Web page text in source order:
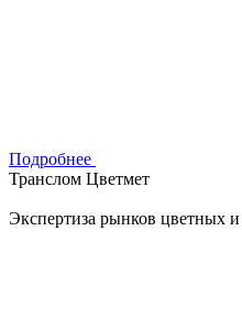
Подробнее
Транслом Цветмет
Экспертиза рынков цветных и